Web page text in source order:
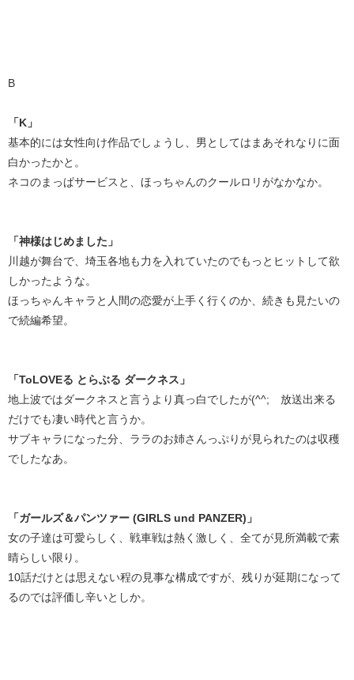
B
「K」
基本的には女性向け作品でしょうし、男としてはまあそれなりに面
白かったかと。
ネコのまっぱサービスと、ほっちゃんのクールロリがなかなか。
「神様はじめました」
川越が舞台で、埼玉各地も力を入れていたのでもっとヒットして欲
しかったような。
ほっちゃんキャラと人間の恋愛が上手く行くのか、続きも見たいの
で続編希望。
「ToLOVEる とらぶる ダークネス」
地上波ではダークネスと言うより真っ白でしたが(^^; 放送出来る
だけでも凄い時代と言うか。
サブキャラになった分、ララのお姉さんっぷりが見られたのは収穫
でしたなあ。
「ガールズ＆パンツァー (GIRLS und PANZER)」
女の子達は可愛らしく、戦車戦は熱く激しく、全てが見所満載で素
晴らしい限り。
10話だけとは思えない程の見事な構成ですが、残りが延期になって
るのでは評価し辛いとしか。